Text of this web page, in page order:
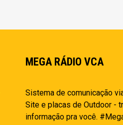
MEGA RÁDIO VCA
Sistema de comunicação
Site e placas de Outdoor -
informação pra você.